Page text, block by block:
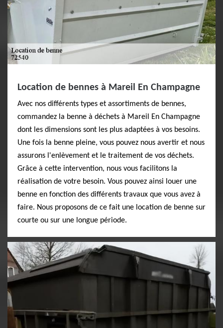
Location de bennes à Mareil En Champagne
Avec nos différents types et assortiments de bennes,
commandez la benne à déchets à Mareil En Champagne
dont les dimensions sont les plus adaptées à vos besoins.
Une fois la benne pleine, vous pouvez nous avertir et nous
assurons l'enlèvement et le traitement de vos déchets.
Grâce à cette intervention, nous vous facilitons la
réalisation de votre besoin. Vous pouvez ainsi louer une
benne en fonction des différents travaux que vous avez à
faire. Nous proposons de ce fait une location de benne sur
courte ou sur une longue période.